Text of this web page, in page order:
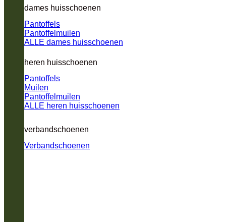
dames huisschoenen
Pantoffels
Pantoffelmuilen
ALLE dames huisschoenen
heren huisschoenen
Pantoffels
Muilen
Pantoffelmuilen
ALLE heren huisschoenen
verbandschoenen
Verbandschoenen